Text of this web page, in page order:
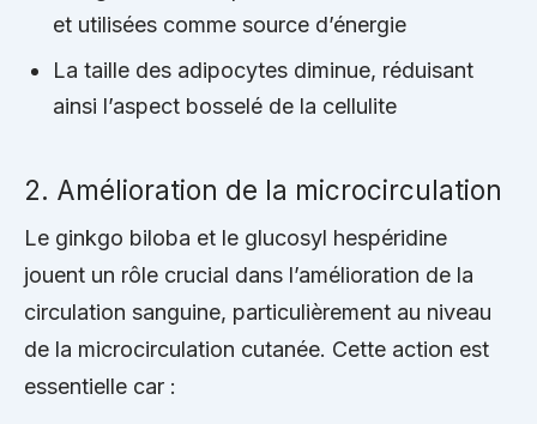
et utilisées comme source d’énergie
La taille des adipocytes diminue, réduisant
ainsi l’aspect bosselé de la cellulite
2. Amélioration de la microcirculation
Le ginkgo biloba et le glucosyl hespéridine
jouent un rôle crucial dans l’amélioration de la
circulation sanguine, particulièrement au niveau
de la microcirculation cutanée. Cette action est
essentielle car :